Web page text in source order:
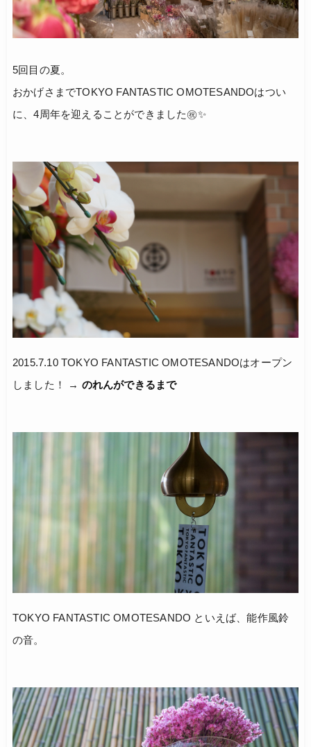
5回目の夏。
おかげさまでTOKYO FANTASTIC OMOTESANDOはつい
に、4周年を迎えることができました㊗️✨
2015.7.10 TOKYO FANTASTIC OMOTESANDOはオープン
しました！ → のれんができるまで
TOKYO FANTASTIC OMOTESANDO といえば、能作風鈴
の音。